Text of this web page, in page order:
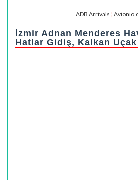
ADB Arrivals ¦
İzmir Adnan Menderes
Hatlar Gidiş, Kalkan